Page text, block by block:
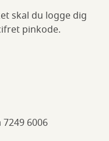
skal du logge dig
pinkode.
6006